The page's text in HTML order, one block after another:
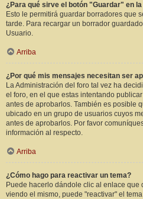
¿Para qué sirve el botón "Guardar" en
Esto le permitirá guardar borradores que
tarde. Para recargar un borrador
Usuario.
Arriba
¿Por qué mis mensajes necesitan ser
La Administración del foro tal vez ha
el foro, en el que estas intentando
antes de aprobarlos. También es posible
ubicado en un grupo de usuarios cuyos
antes de aprobarlos. Por favor
información al respecto.
Arriba
¿Cómo hago para reactivar un tema?
Puede hacerlo dándole clic al enlace que
viendo el mismo, puede "reactivar" el